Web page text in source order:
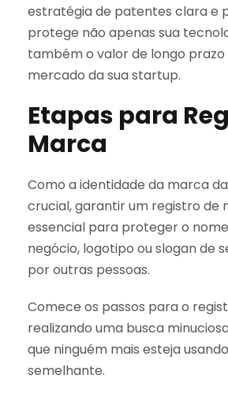
estratégia de patentes clara e
protege não apenas sua
também o valor de longo prazo
mercado da sua startup.
Etapas para
Marca
Como a identidade da marca
crucial, garantir um registro de
essencial para proteger o
negócio, logotipo ou slogan de
por outras pessoas.
Comece os passos para o
realizando uma busca
que ninguém mais esteja
semelhante.